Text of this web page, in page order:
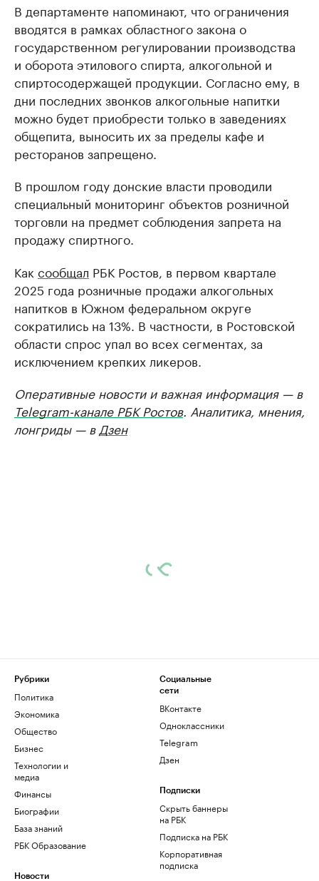
В департаменте напоминают, что ограничения
вводятся в рамках областного закона о
государственном регулировании производства
и оборота этилового спирта, алкогольной и
спиртосодержащей продукции. Согласно ему, в
дни последних звонков алкогольные напитки
можно будет приобрести только в заведениях
общепита, выносить их за пределы кафе и
ресторанов запрещено.
В прошлом году донские власти проводили
специальный мониторинг объектов розничной
торговли на предмет соблюдения запрета на
продажу спиртного.
Как сообщал РБК Ростов, в первом квартале
2025 года розничные продажи алкогольных
напитков в Южном федеральном округе
сократились на 13%. В частности, в Ростовской
области спрос упал во всех сегментах, за
исключением крепких ликеров.
Оперативные новости и важная информация — в
Telegram-канале РБК Ростов. Аналитика, мнения,
лонгриды — в Дзен
Рубрики
Политика
Экономика
Общество
Бизнес
Технологии и
медиа
Финансы
Биографии
База знаний
РБК Образование
Новости
Социальные
сети
ВКонтакте
Одноклассники
Telegram
Дзен
Подписки
Скрыть баннеры
на РБК
Подписка на РБК
Корпоративная
подписка